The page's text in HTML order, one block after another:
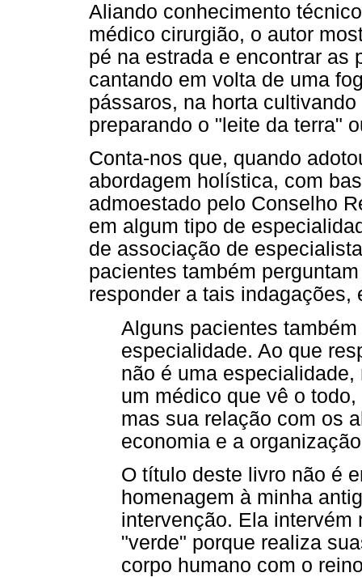
Aliando conhecimento
médico cirurgião, o autor
pé na estrada e encontrar as
cantando em volta de uma
pássaros, na horta
preparando o "leite da terra"
Conta-nos que, quando
abordagem holística, com
admoestado pelo Conselho
em algum tipo de
de associação de
pacientes também
responder a tais
Alguns pacientes
especialidade. Ao que
não é uma
um médico que vê o
mas sua relação com os
economia e a
O título deste livro não é
homenagem à minha
intervenção. Ela
"verde" porque realiza
corpo humano com o